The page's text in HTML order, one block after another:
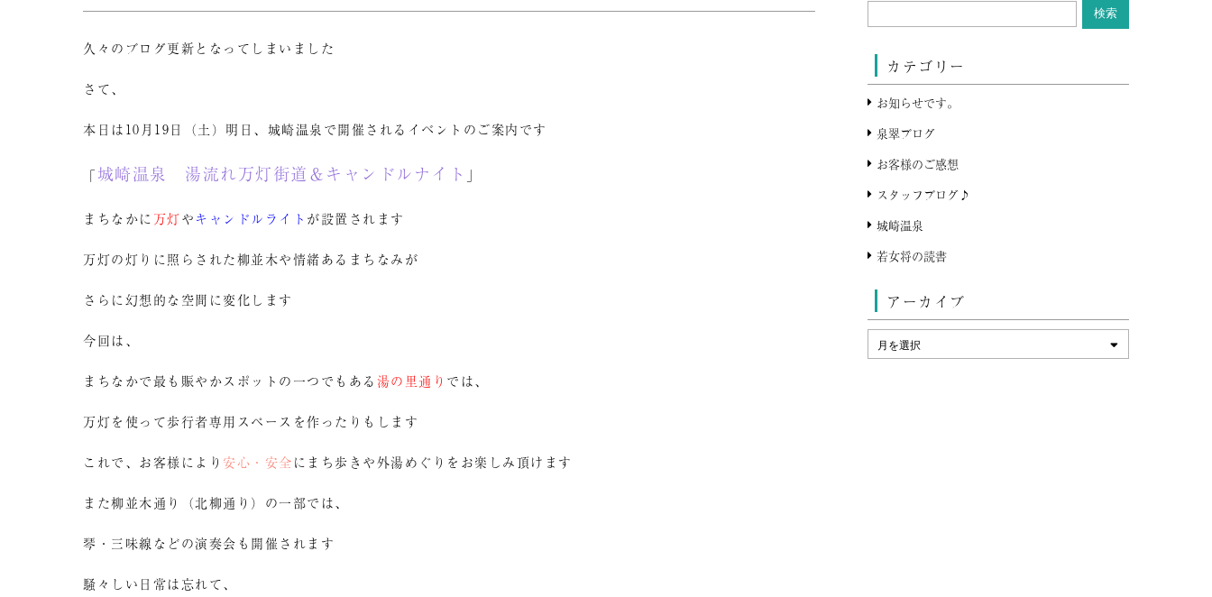
久々のブログ更新となってしまいました
さて、
本日は10月19日（土）明日、城崎温泉で開催されるイベントのご案内です
「 城崎温泉 湯流れ万灯街道＆キャンドルナイト 」
まちなかに 万灯 やキャンドルライト が設置されます
万灯の灯りに照らされた柳並木や情緒あるまちなみが
さらに幻想的な空間に変化します
今回は、
まちなかで最も賑やかスポットの一つでもある 湯の里通り では、
万灯を使って歩行者専用スペースを作ったりもします
これで、お客様により 安心・安全 にまち歩きや外湯めぐりをお楽しみ頂けます
また柳並木通り（北柳通り）の一部では、
琴・三味線などの演奏会も開催されます
騒々しい日常は忘れて、
カテゴリー
お知らせです。
泉翠ブログ
お客様のご感想
スタッフブログ♪
城崎温泉
若女将の読書
アーカイブ